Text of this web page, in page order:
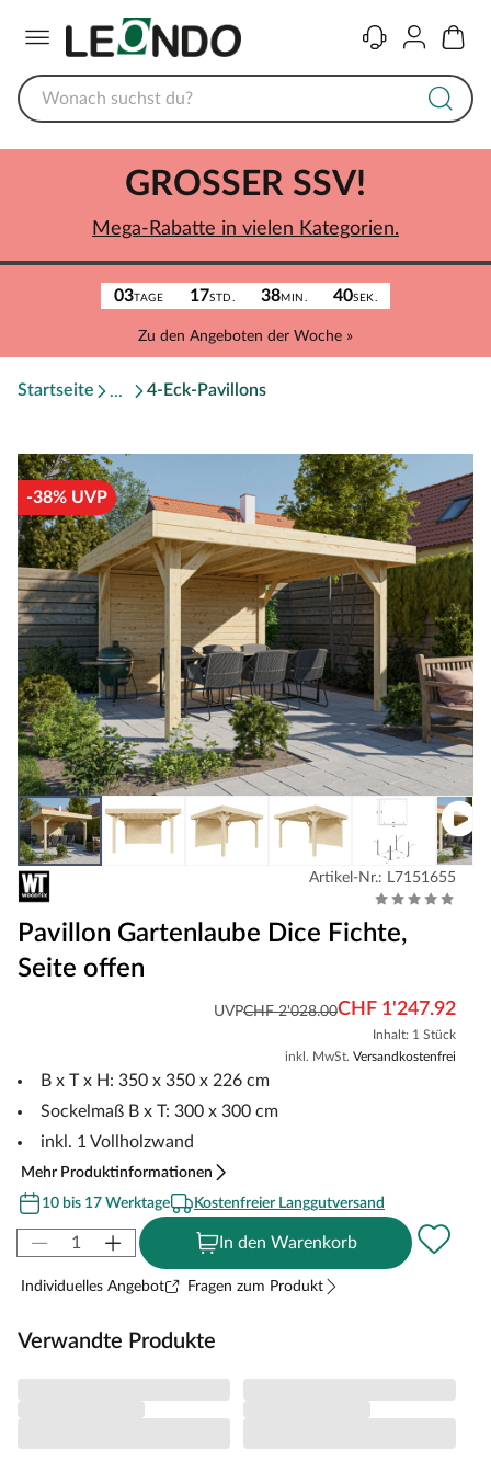
KontaktKonto
03TAGE 17STD. 38MIN. 40SEK.
Zu den Angeboten der Woche »
GROSSER SSV!
Mega-Rabatte in vielen Kategorien.
Startseite 4-Eck-Pavillons
-38% UVP
Artikel-Nr.: L7151655
Pavillon Gartenlaube Dice Fichte,
Seite offen
UVPCHF 2'028.00CHF 1'247.92
Inhalt: 1 Stück
inkl. MwSt. Versandkostenfrei
B x T x H: 350 x 350 x 226 cm
Sockelmaß B x T: 300 x 300 cm
inkl. 1 Vollholzwand
Mehr Produktinformationen
10 bis 17 Werktage
Kostenfreier Langgutversand
In den Warenkorb
Individuelles Angebot Fragen zum Produkt
Verwandte Produkte